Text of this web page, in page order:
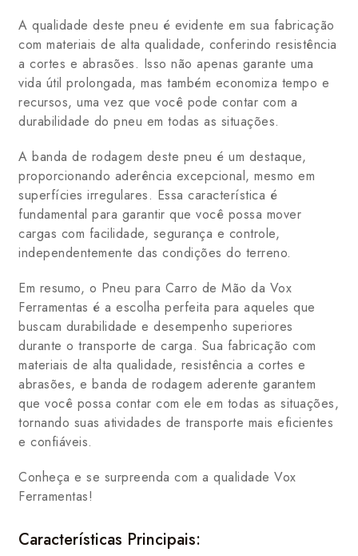
A qualidade deste pneu é evidente em sua fabricação
com materiais de alta qualidade, conferindo resistência
a cortes e abrasões. Isso não apenas garante uma
vida útil prolongada, mas também economiza tempo e
recursos, uma vez que você pode contar com a
durabilidade do pneu em todas as situações.
A banda de rodagem deste pneu é um destaque,
proporcionando aderência excepcional, mesmo em
superfícies irregulares. Essa característica é
fundamental para garantir que você possa mover
cargas com facilidade, segurança e controle,
independentemente das condições do terreno.
Em resumo, o Pneu para Carro de Mão da Vox
Ferramentas é a escolha perfeita para aqueles que
buscam durabilidade e desempenho superiores
durante o transporte de carga. Sua fabricação com
materiais de alta qualidade, resistência a cortes e
abrasões, e banda de rodagem aderente garantem
que você possa contar com ele em todas as situações,
tornando suas atividades de transporte mais eficientes
e confiáveis.
Conheça e se surpreenda com a qualidade Vox
Ferramentas!
Características Principais: